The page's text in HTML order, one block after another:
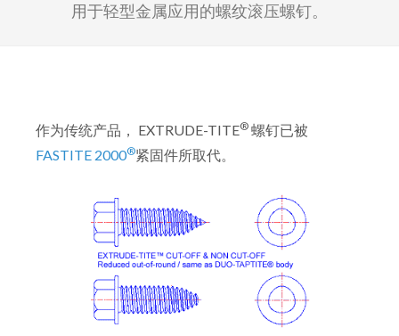
用于轻型金属应用的螺纹滚压螺钉。
作为传统产品， EXTRUDE-TITE® 螺钉已被
FASTITE 2000®紧固件所取代。